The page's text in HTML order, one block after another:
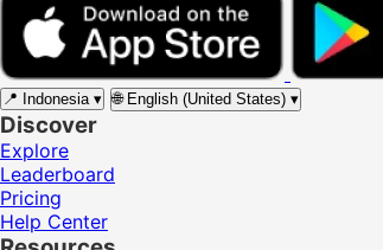
📍 Indonesia ▾ 🌐 English (United States) ▾
Discover
Explore
Leaderboard
Pricing
Help Center